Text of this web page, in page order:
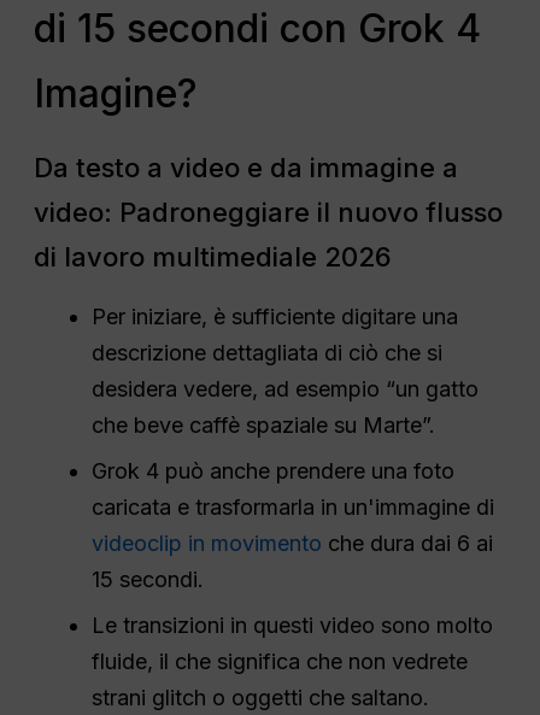
di 15 secondi con Grok 4
Imagine?
Da testo a video e da immagine a
video: Padroneggiare il nuovo flusso
di lavoro multimediale 2026
Per iniziare, è sufficiente digitare una
descrizione dettagliata di ciò che si
desidera vedere, ad esempio “un gatto
che beve caffè spaziale su Marte”.
Grok 4 può anche prendere una foto
caricata e trasformarla in un'immagine di
videoclip in movimento che dura dai 6 ai
15 secondi.
Le transizioni in questi video sono molto
fluide, il che significa che non vedrete
strani glitch o oggetti che saltano.